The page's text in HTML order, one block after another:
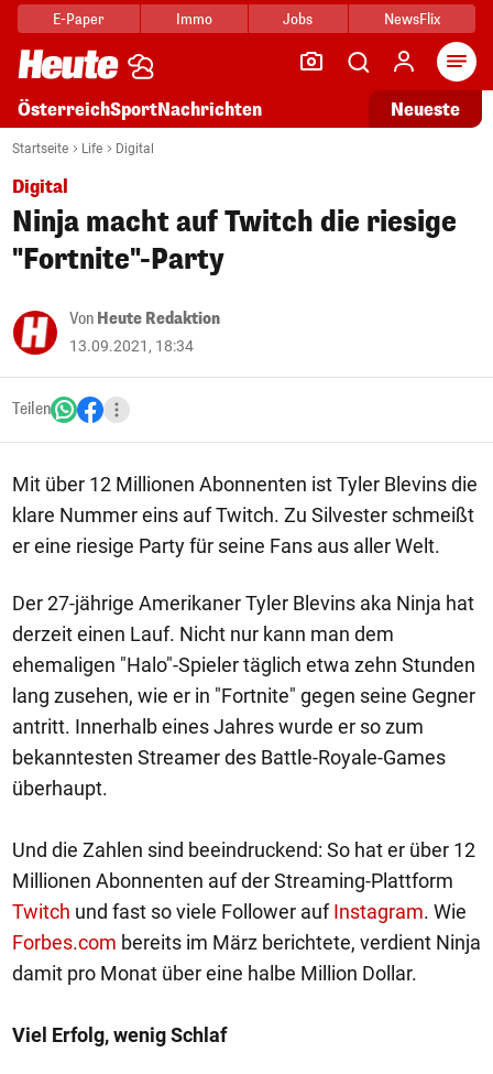
E-Paper Immo Jobs NewsFlix
ÖsterreichSportNachrichten Neueste
Startseite Life Digital
Digital
Ninja macht auf Twitch die riesige
"Fortnite"-Party
Von Heute Redaktion
13.09.2021, 18:34
Teilen
Mit über 12 Millionen Abonnenten ist Tyler Blevins die
klare Nummer eins auf Twitch. Zu Silvester schmeißt
er eine riesige Party für seine Fans aus aller Welt.
Der 27-jährige Amerikaner Tyler Blevins aka Ninja hat
derzeit einen Lauf. Nicht nur kann man dem
ehemaligen "Halo"-Spieler täglich etwa zehn Stunden
lang zusehen, wie er in "Fortnite" gegen seine Gegner
antritt. Innerhalb eines Jahres wurde er so zum
bekanntesten Streamer des Battle-Royale-Games
überhaupt.
Und die Zahlen sind beeindruckend: So hat er über 12
Millionen Abonnenten auf der Streaming-Plattform
Twitch und fast so viele Follower aufInstagram. Wie
Forbes.com bereits im März berichtete, verdient Ninja
damit pro Monat über eine halbe Million Dollar.
Viel Erfolg, wenig Schlaf